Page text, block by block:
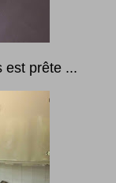
est prête ...